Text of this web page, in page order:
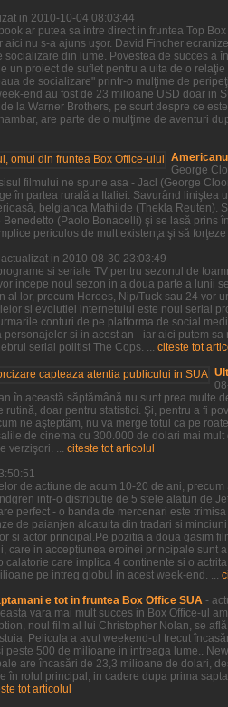
in 2010-10-04 08:03:44
ar putea sa intre direct in fruntea Top
nu s-a ajuns uşor. David Fincher
din lume. Povestea de succes a
un proiect de suflet pentru a uita de o
de socializare" printr-o mulţime de
end au fost de 23 milioane USD doar in
la Warner Brothers, pe scurt despre ce
are parte de o mulţime de aventuri
George
filmului ne spune asa - Jacl (George
în partea rurală a Italiei. Savurând
belgianca Mathilde (Thekla Reuten).
(Paolo Bonacelli) şi se lasă prins
periculos de mult existenţa şi să
in 2010-08-30 23:03:49
si seriale TV pentru sezonul de
incepe noul sezon in a doua parte a lunii
lor, precum Heroes, Nip/Tuck sau 24 vor
si evolutiei internetului este noul serial
conturi de pe platforma de social
si in acest an - iar aici putem
serial politist The Cops. ... citeste tot
în această săptămână nu sunt prea multe
doar pentru statistici. Şi, pentru a fi
ne aşteptăm, nu va merge totul ca pe
de cinema cu 300.000 de dolari mai
verzişori. ... citeste tot articolul
de actiune de acum 10-20 de ani,
intr-o distributie de 5 stele alaturi de
perfect - o banda de mercenari este
de paianjen alcatuita din tradari si
si actor principal.Pe pozitia a doua gasim
in acceptiunea eroinei principale sunt
care implica 4 continente si o
pe intreg globul in acest week-end. ...
e tot in fruntea Box Office SUA -
vara mai mult succes in Box Office-ul
noul film al lui Christopher Nolan, se
Pelicula a avut weekend-ul trecut
500 de milioane in intreaga lume..
are încasări de 23,3 milioane de dolari,
în rolul principal, in cadere dupa prima
tot articolul